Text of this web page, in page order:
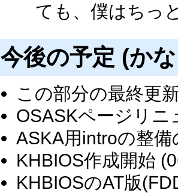
ても、僕はちっ
今後の予定 (か
この部分の最終更
OSASKページリニ
ASKA用introの整
KHBIOS作成開始
KHBIOSのAT版